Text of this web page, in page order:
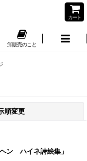
カート
卸販売のこと
順変更
ン ハイネ詩絵集」